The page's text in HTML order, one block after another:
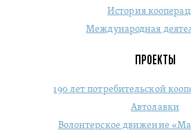
История
Международная
ПРОЕКТЫ
190 лет потребительской
Автолавки
Волонтерское движение